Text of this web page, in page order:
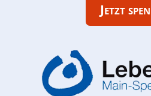
Jetzt